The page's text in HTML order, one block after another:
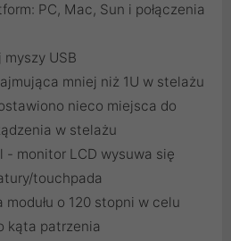
PC, Mac, Sun i połączenia
myszy USB
mniej niż 1U w stelażu
nieco miejsca do
w stelażu
- monitor LCD wysuwa się
touchpada
o 120 stopni w celu
kąta patrzenia